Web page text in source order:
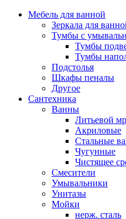
Мебель для ванной
Зеркала для
Тумбы с
Тумбы
Тумбы
Подстолья
Шкафы пеналы
Другое
Сантехника
Ванны
Литьевой
Акриловые
Стальные
Чугунные
Чистящее
Смесители
Умывальники
Унитазы
Мойки
нерж. сталь